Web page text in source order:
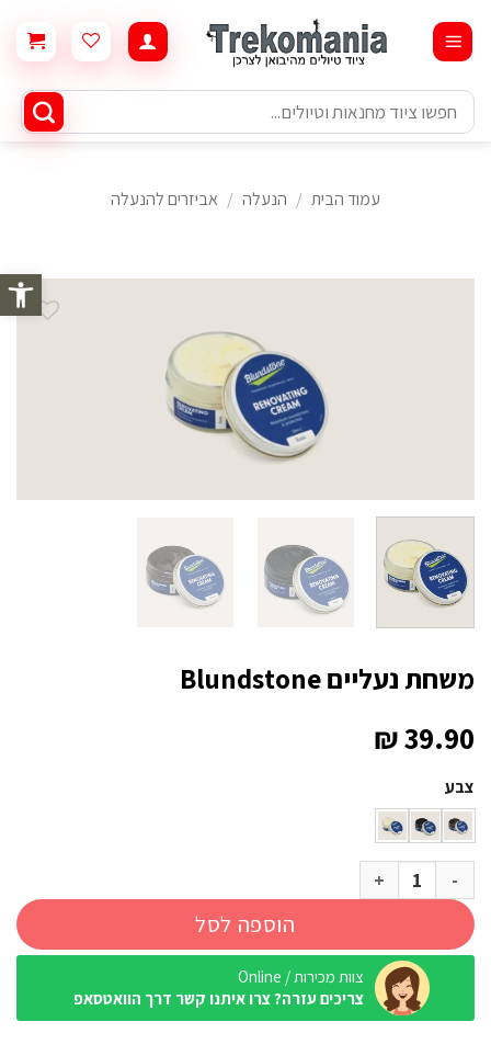
פתח
content
חיפוש
עבור:
עמוד הבית / הנעלה / אביזרים להנעלה
משחת נעליים Blundstone
₪39.90
צבע
כמות של משחת נעליים Blundstone
הוספה לסל
צוות מכירות / Online
צריכים עזרה? צרו איתנו קשר דרך הוואטסאפ